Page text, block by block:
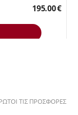
195.00€
ΤΙΣ ΠΡΟΣΦΟΡΈΣ